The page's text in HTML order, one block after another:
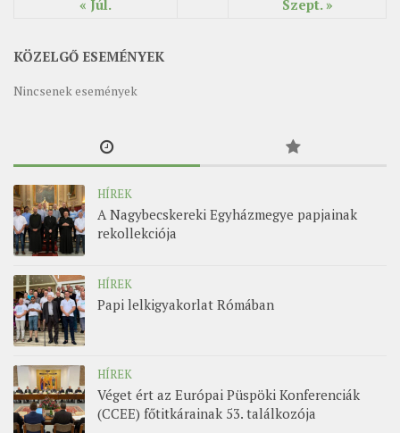
« Júl. Szept. »
KÖZELGŐ ESEMÉNYEK
Nincsenek események
HÍREK
A Nagybecskereki Egyházmegye papjainak
rekollekciója
HÍREK
Papi lelkigyakorlat Rómában
HÍREK
Véget ért az Európai Püspöki Konferenciák
(CCEE) főtitkárainak 53. találkozója